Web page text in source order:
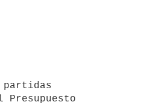
Presupuesto